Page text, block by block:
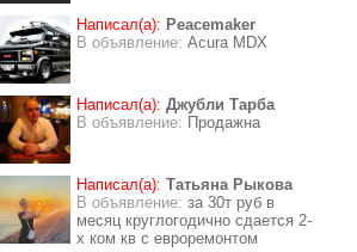
Написал(а): Peacemaker
В объявление: Acura MDX
Написал(а): Джубли Тарба
В объявление: Продажна
Написал(а): Татьяна Рыкова
В объявление: за 30т руб в
месяц круглогодично сдается 2-
х ком кв с евроремонтом